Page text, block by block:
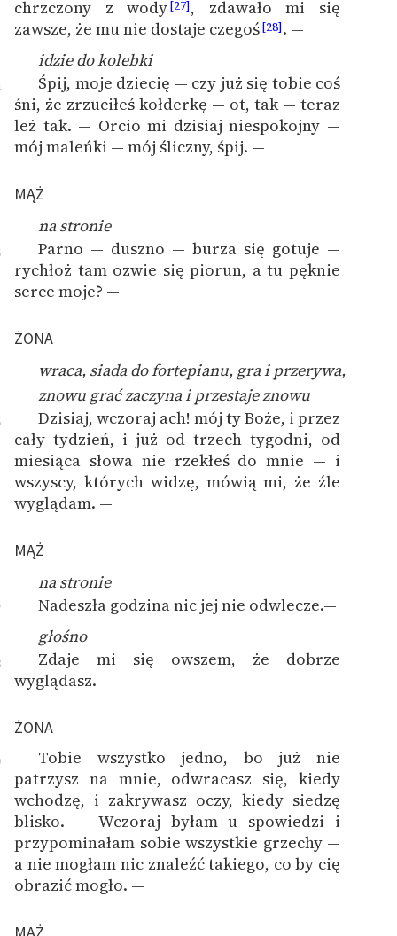
chrzczony z wody[27], zdawało mi się
zawsze, że mu nie dostaje czegoś[28]. —
idzie do kolebki
Śpij, moje dziecię — czy już się tobie coś
śni, że zrzuciłeś kołderkę — ot, tak — teraz
leż tak. — Orcio mi dzisiaj niespokojny —
mój maleńki — mój śliczny, śpij. —
MĄŻ
na stronie
Parno — duszno — burza się gotuje —
rychłoż tam ozwie się piorun, a tu pęknie
serce moje? —
ŻONA
wraca, siada do fortepianu, gra i przerywa,
znowu grać zaczyna i przestaje znowu
Dzisiaj, wczoraj ach! mój ty Boże, i przez
cały tydzień, i już od trzech tygodni, od
miesiąca słowa nie rzekłeś do mnie — i
wszyscy, których widzę, mówią mi, że źle
wyglądam. —
MĄŻ
na stronie
Nadeszła godzina nic jej nie odwlecze.—
głośno
Zdaje mi się owszem, że dobrze
wyglądasz.
ŻONA
Tobie wszystko jedno, bo już nie
patrzysz na mnie, odwracasz się, kiedy
wchodzę, i zakrywasz oczy, kiedy siedzę
blisko. — Wczoraj byłam u spowiedzi i
przypominałam sobie wszystkie grzechy —
a nie mogłam nic znaleźć takiego, co by cię
obrazić mogło. —